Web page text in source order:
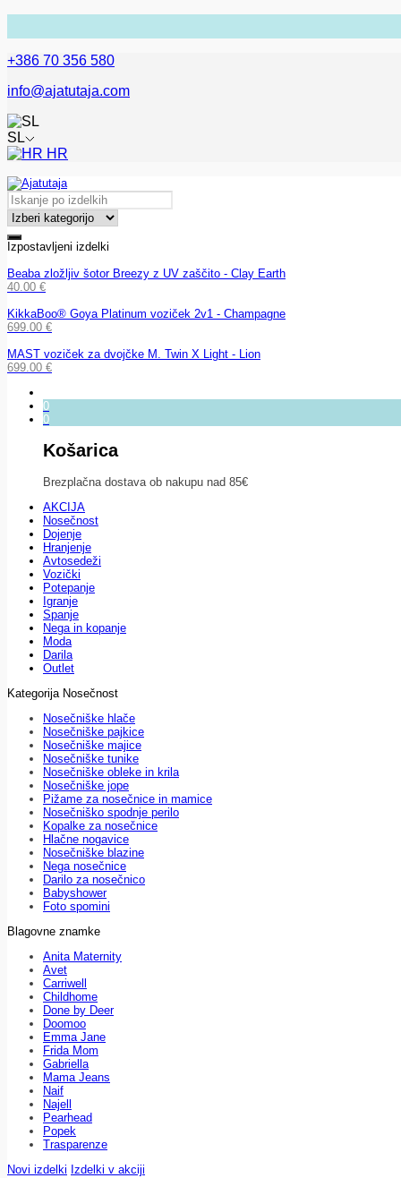
+386 70 356 580
info@ajatutaja.com
SL
HR
Izpostavljeni izdelki
Beaba zložljiv šotor Breezy z UV zaščito - Clay Earth
40.00 €
KikkaBoo® Goya Platinum voziček 2v1 - Champagne
699.00 €
MAST voziček za dvojčke M. Twin X Light - Lion
699.00 €
0
0
Košarica
Brezplačna dostava ob nakupu nad 85€
AKCIJA
Nosečnost
Dojenje
Hranjenje
Avtosedeži
Vozički
Potepanje
Igranje
Spanje
Nega in kopanje
Moda
Darila
Outlet
Kategorija Nosečnost
Nosečniške hlače
Nosečniške pajkice
Nosečniške majice
Nosečniške tunike
Nosečniške obleke in krila
Nosečniške jope
Pižame za nosečnice in mamice
Nosečniško spodnje perilo
Kopalke za nosečnice
Hlačne nogavice
Nosečniške blazine
Nega nosečnice
Darilo za nosečnico
Babyshower
Foto spomini
Blagovne znamke
Anita Maternity
Avet
Carriwell
Childhome
Done by Deer
Doomoo
Emma Jane
Frida Mom
Gabriella
Mama Jeans
Naif
Najell
Pearhead
Popek
Trasparenze
Novi izdelki Izdelki v akciji